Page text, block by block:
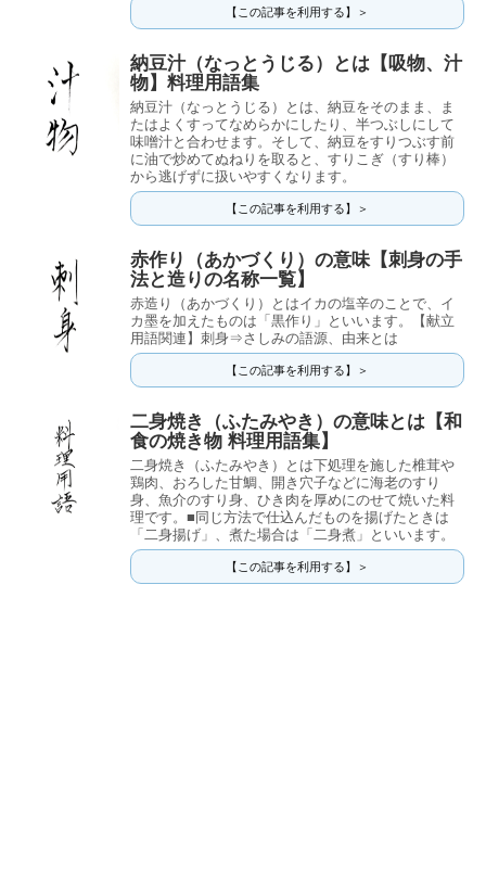
【この記事を利用する】＞
納豆汁（なっとうじる）とは【吸物、汁
物】料理用語集
納豆汁（なっとうじる）とは、納豆をそのまま、ま
たはよくすってなめらかにしたり、半つぶしにして
味噌汁と合わせます。そして、納豆をすりつぶす前
に油で炒めてぬねりを取ると、すりこぎ（すり棒）
から逃げずに扱いやすくなります。
【この記事を利用する】＞
赤作り（あかづくり）の意味【刺身の手
法と造りの名称一覧】
赤造り（あかづくり）とはイカの塩辛のことで、イ
カ墨を加えたものは「黒作り」といいます。【献立
用語関連】刺身⇒さしみの語源、由来とは
【この記事を利用する】＞
二身焼き（ふたみやき）の意味とは【和
食の焼き物 料理用語集】
二身焼き（ふたみやき）とは下処理を施した椎茸や
鶏肉、おろした甘鯛、開き穴子などに海老のすり
身、魚介のすり身、ひき肉を厚めにのせて焼いた料
理です。■同じ方法で仕込んだものを揚げたときは
「二身揚げ」、煮た場合は「二身煮」といいます。
【この記事を利用する】＞